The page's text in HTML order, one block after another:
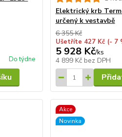
Do týdne
Elektrický krb
určený k vestavbě
6 355 Kč
Ušetříte 427 Kč (- 7
5 928 Kč/ks
4 899 Kč bez DPH
Akce
Novinka